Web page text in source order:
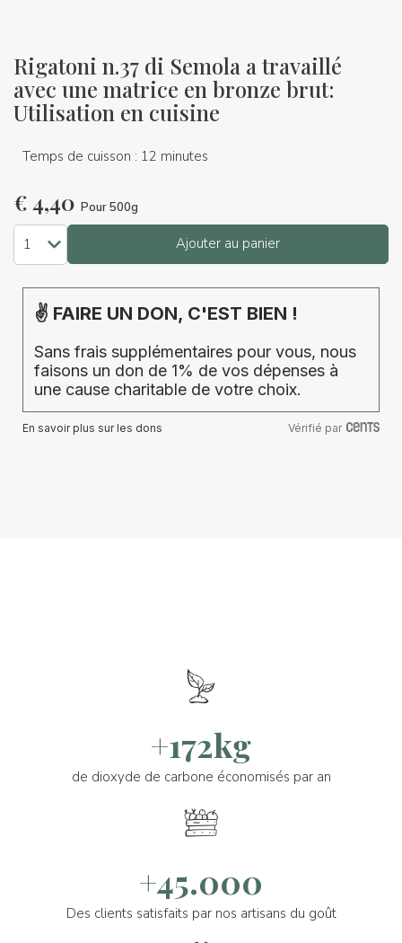
Rigatoni n.37 di Semola a travaillé
avec une matrice en bronze brut:
Utilisation en cuisine
Temps de cuisson : 12 minutes
€4,40 Pour 500g
Ajouter au panier
✌ FAIRE UN DON, C'EST BIEN !
Sans frais supplémentaires pour vous, nous
faisons un don de 1% de vos dépenses à
une cause charitable de votre choix.
En savoir plus sur les dons Vérifié par
+172kg
de dioxyde de carbone économisés par an
+45.000
Des clients satisfaits par nos artisans du goût